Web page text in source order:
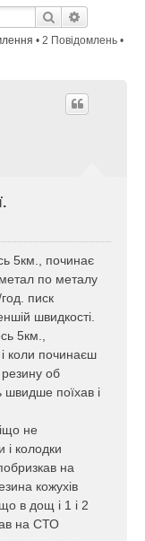
Пошук
• 2 Повідомлень •
5км., починає
по металу
писк
швидкості.
5км.,
коли починаєш
об
швидше поїхав і
не
і колодки
на
кожухів
в дощ і 1 і 2
на СТО